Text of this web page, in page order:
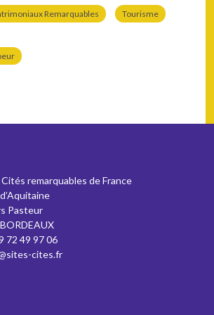
Remarquables Tourisme
remarquables de France
Pasteur
72 49 97 06
cites.fr